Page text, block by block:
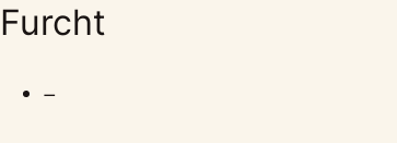
Furcht
–